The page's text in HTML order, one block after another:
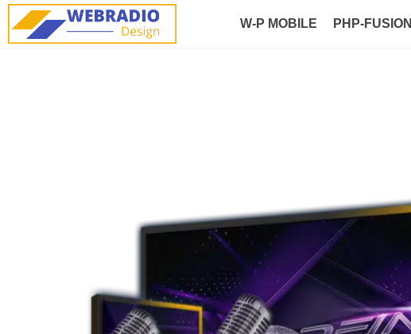
W-P MOBILE PHP-FUSION